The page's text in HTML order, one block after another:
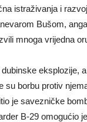
istraživanja i
Bušom,
mnoga vrijedna
eksplozije,
su borbu protiv
je savezničke
B-29 omogućio